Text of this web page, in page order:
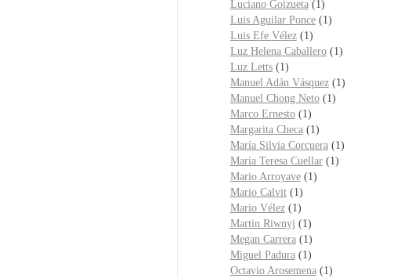
Luciano Goizueta (1)
Luis Aguilar Ponce (1)
Luis Efe Vélez (1)
Luz Helena Caballero (1)
Luz Letts (1)
Manuel Adán Vásquez (1)
Manuel Chong Neto (1)
Marco Ernesto (1)
Margarita Checa (1)
María Silvia Corcuera (1)
Maria Teresa Cuellar (1)
Mario Arroyave (1)
Mario Calvit (1)
Mario Vélez (1)
Martin Riwnyj (1)
Megan Carrera (1)
Miguel Padura (1)
Octavio Arosemena (1)